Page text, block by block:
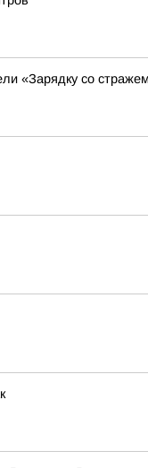
«Зарядку со